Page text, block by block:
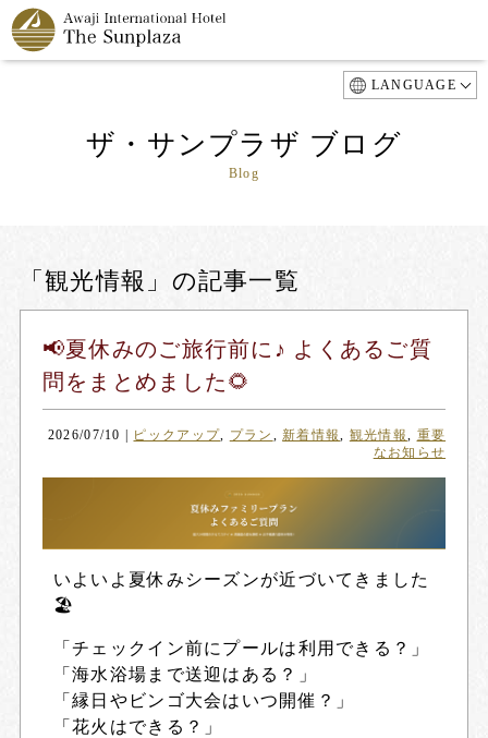
LANGUAGE
ザ・サンプラザ ブログ
Blog
「観光情報」の記事一覧
📢夏休みのご旅行前に♪ よくあるご質
問をまとめました🌻
2026/07/10 ピックアップ, プラン ,新着情報, 観光情報, 重要
なお知らせ
いよいよ夏休みシーズンが近づいてきました
🏖️
「チェックイン前にプールは利用できる？」
「海水浴場まで送迎はある？」
「縁日やビンゴ大会はいつ開催？」
「花火はできる？」